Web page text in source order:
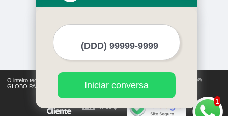
Missão
Mapa do site
O inteiro teor deste site está sujeito à proteção de direitos autorais. Copyright©
GLOBO PANFLETAGEM (Lei 9610 de 19/02/1998)
1
Iniciar conversa